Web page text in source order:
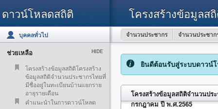
ดาวน์โหลดสถิติ โครงสร้างข้อมูลส
บุคคลทั่วไป จำนวนประชากร จำนวนประชาก
ช่วยเหลือ HIDE
โครงสร้างข้อมูลสถิติโครงสร้าง
ข้อมูลสถิติจำนวนประชากรไทยที่
มีชื่ออยู่ในทะเบียนบ้านแยกราย
อายุรายเดือน
คำแนะนำในการดาวน์โหลด
ยินดีต้อนรับสู่ระบบดาวน์
โครงสร้างข้อมูลสถิติจำนวนปร
กรกฎาคม ปี พ.ศ.2565